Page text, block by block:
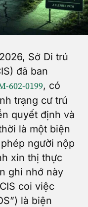
Sở Di trú
đã ban
602-0199, có
trạng cư trú
quyết định và
là một biện
người nộp
xin thị thực
ghi nhớ này
coi việc
là biện